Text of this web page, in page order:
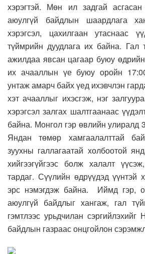
хэрэгтэй. Мөн ил задгай
аюулгүй байдлын шаардлага
хэрэгсэл, цахилгаан утаснаас
түймрийн дуудлага их байна. Гал
ажилдаа явсан цагаар буюу
их ачааллын үе буюу оройн
унтаж амарч байх үед ихэвчлэн
хэт ачааллыг ихэсгэж, нэг
хэрэгсэл залгах шалтгаанаас
байна. Монгол гэр өвлийн улиралд
Яндан төмөр хамгаалалттай
зуухны галлагаатай холбоотой
хийгээгүйгээс болж халалт
тардаг. Сүүлийн өдрүүдэд үүнтэй
эрс нэмэгдэж байна. Иймд гэр,
аюулгүй байдлыг хангаж, гал
гэмтлээс урьдчилан сэргийлэхийг
байдлын газраас онцгойлон